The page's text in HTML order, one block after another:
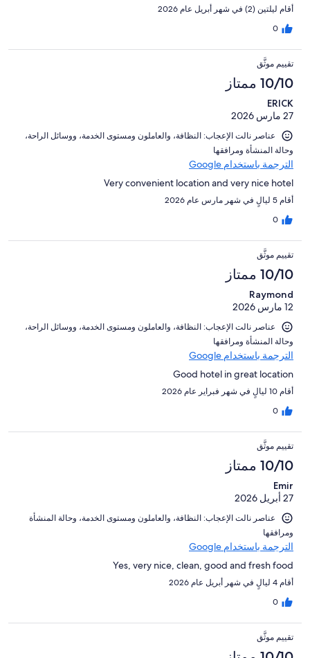
أقام ليلتين (2) في شهر أبريل عام 2026
0
تقييم موثَّق
10/10 ممتاز
ERICK
27 مارس 2026
عناصر نالت الإعجاب: ⁦النظافة⁩، و⁦العاملون ومستوى الخدمة⁩، و⁦وسائل الراحة⁩،
و⁦حالة المنشأة ومرافقها⁩
الترجمة باستخدام Google
Very convenient location and very nice hotel
أقام 5 ليالٍ في شهر مارس عام 2026
0
تقييم موثَّق
10/10 ممتاز
Raymond
12 مارس 2026
عناصر نالت الإعجاب: ⁦النظافة⁩، و⁦العاملون ومستوى الخدمة⁩، و⁦وسائل الراحة⁩،
و⁦حالة المنشأة ومرافقها⁩
الترجمة باستخدام Google
Good hotel in great location
أقام 10 ليالٍ في شهر فبراير عام 2026
0
تقييم موثَّق
10/10 ممتاز
Emir
27 أبريل 2026
عناصر نالت الإعجاب: ⁦النظافة⁩، و⁦العاملون ومستوى الخدمة⁩، و⁦حالة المنشأة
ومرافقها⁩
الترجمة باستخدام Google
Yes, very nice, clean, good and fresh food
أقام 4 ليالٍ في شهر أبريل عام 2026
0
تقييم موثَّق